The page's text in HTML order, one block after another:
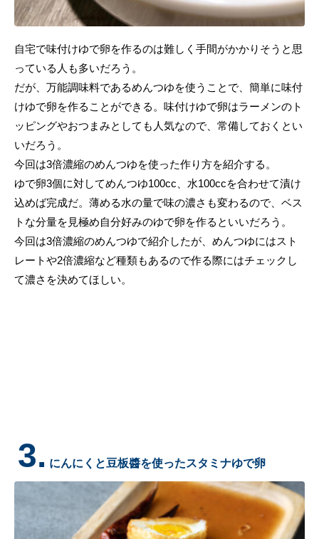
自宅で味付けゆで卵を作るのは難しく手間がかかりそうと思
っている人も多いだろう。
だが、万能調味料であるめんつゆを使うことで、簡単に味付
けゆで卵を作ることができる。味付けゆで卵はラーメンのト
ッピングやおつまみとしても人気なので、常備しておくとい
いだろう。
今回は3倍濃縮のめんつゆを使った作り方を紹介する。
ゆで卵3個に対してめんつゆ100cc、水100ccを合わせて漬け
込めば完成だ。薄める水の量で味の濃さも変わるので、ベス
トな分量を見極め自分好みのゆで卵を作るといいだろう。
今回は3倍濃縮のめんつゆで紹介したが、めんつゆにはスト
レートや2倍濃縮など種類もあるので作る際にはチェックし
て濃さを決めてほしい。
3. にんにくと豆板醬を使ったスタミナゆで卵